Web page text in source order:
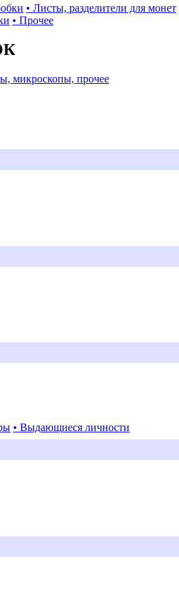
• Листы, разделители для монет
• Прочее
микроскопы, прочее
• Выдающиеся личности